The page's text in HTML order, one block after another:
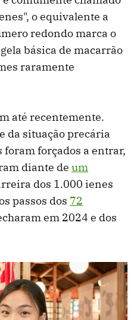
o equivalente a
redondo marca o
básica de macarrão
raramente
até recentemente.
da situação precária
forçados a entrar,
diante de um
dos 1.000 ienes
passos dos 72
em 2024 e dos